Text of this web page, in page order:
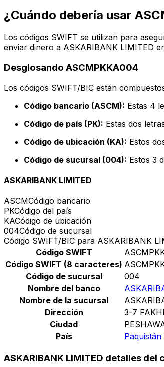
¿Cuándo debería usar
Los códigos SWIFT se utilizan para
enviar dinero a ASKARIBANK LIMITED
Desglosando ASCMPKKA004
Los códigos SWIFT/BIC están
Código bancario (ASCM): Estas 4
Código de país (PK): Estas dos
Código de ubicación (KA): Estos
Código de sucursal (004): Estos 3
ASKARIBANK LIMITED
ASCMCódigo bancario
PKCódigo del país
KACódigo de ubicación
004Código de sucursal
Código SWIFT/BIC para ASKARIBANK
Código SWIFT
Código SWIFT (8 caracteres)
Código de sucursal
004
Nombre del banco
Nombre de la sucursal
Dirección
3-7
Ciudad
País
Paquistán
ASKARIBANK LIMITED detalles del